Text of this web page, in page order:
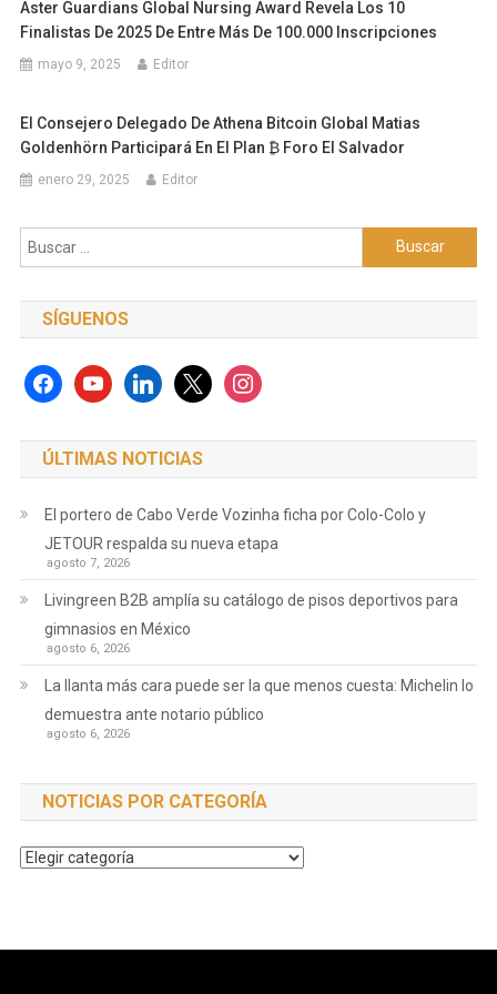
Aster Guardians Global Nursing Award Revela Los 10
Finalistas De 2025 De Entre Más De 100.000 Inscripciones
mayo 9, 2025 Editor
El Consejero Delegado De Athena Bitcoin Global Matias
Goldenhörn Participará En El Plan ₿ Foro El Salvador
enero 29, 2025 Editor
Buscar:
SÍGUENOS
facebookyoutubelinkedinx instagram
ÚLTIMAS NOTICIAS
El portero de Cabo Verde Vozinha ficha por Colo-Colo y
JETOUR respalda su nueva etapa
agosto 7, 2026
Livingreen B2B amplía su catálogo de pisos deportivos para
gimnasios en México
agosto 6, 2026
La llanta más cara puede ser la que menos cuesta: Michelin lo
demuestra ante notario público
agosto 6, 2026
NOTICIAS POR CATEGORÍA
Noticias